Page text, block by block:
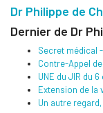
Dr Philippe de
Dernier de Dr
Secret médical
Contre-Appel
UNE du JIR du
Extension de la
Un autre